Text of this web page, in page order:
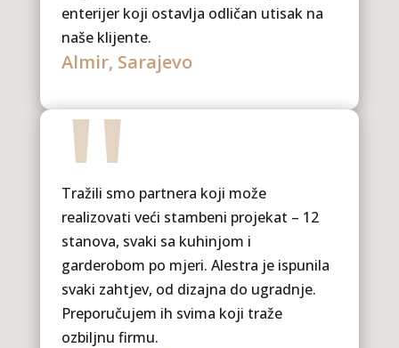
enterijer koji ostavlja odličan utisak na
naše klijente.
Almir, Sarajevo
"
Tražili smo partnera koji može
realizovati veći stambeni projekat – 12
stanova, svaki sa kuhinjom i
garderobom po mjeri. Alestra je ispunila
svaki zahtjev, od dizajna do ugradnje.
Preporučujem ih svima koji traže
ozbiljnu firmu.